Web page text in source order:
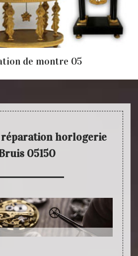
de montre 05
horlogerie
05150